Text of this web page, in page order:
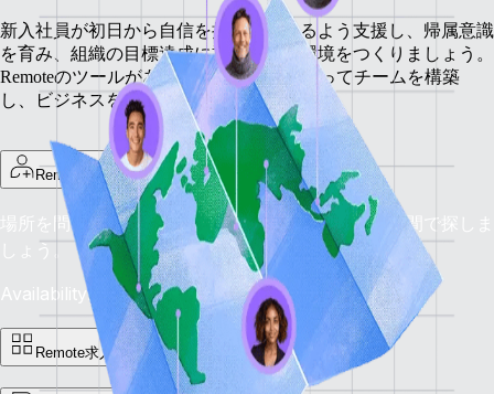
新入社員が初日から自信を持って働けるよう支援し、帰属意識
を育み、組織の目標達成に貢献できる環境をつくりましょう。
Remoteのツールがあれば、ビジョンに沿ってチームを構築
し、ビジネスを前進させることができます。
Remoteで採用
場所を問わず最高の人材を採用：優れた人材を短期間で探しま
しょう。
Availability: 今すぐ
Remote求人情報